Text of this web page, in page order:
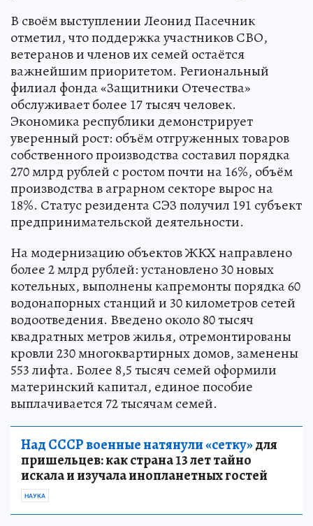
В своём выступлении Леонид Пасечник
отметил, что поддержка участников СВО,
ветеранов и членов их семей остаётся
важнейшим приоритетом. Региональный
филиал фонда «Защитники Отечества»
обслуживает более 17 тысяч человек.
Экономика республики демонстрирует
уверенный рост: объём отгруженных товаров
собственного производства составил порядка
270 млрд рублей с ростом почти на 16%, объём
производства в аграрном секторе вырос на
18%. Статус резидента СЭЗ получил 191 субъект
предпринимательской деятельности.
На модернизацию объектов ЖКХ направлено
более 2 млрд рублей: установлено 30 новых
котельных, выполнены капремонты порядка 60
водонапорных станций и 30 километров сетей
водоотведения. Введено около 80 тысяч
квадратных метров жилья, отремонтированы
кровли 230 многоквартирных домов, заменены
553 лифта. Более 8,5 тысяч семей оформили
материнский капитал, единое пособие
выплачивается 72 тысячам семей.
Над СССР военные натянули «сетку»для
пришельцев: как страна 13 лет тайно
искала и изучала инопланетных гостей
НАУКА